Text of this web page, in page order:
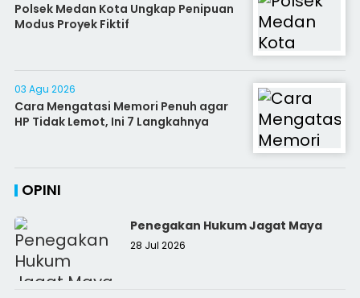
Polsek Medan Kota Ungkap Penipuan
Modus Proyek Fiktif
03 Agu 2026
Cara Mengatasi Memori Penuh agar
HP Tidak Lemot, Ini 7 Langkahnya
OPINI
Penegakan Hukum Jagat Maya
28 Jul 2026